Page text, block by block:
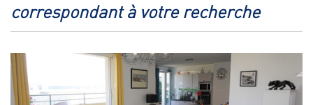
correspondant à votre recherche